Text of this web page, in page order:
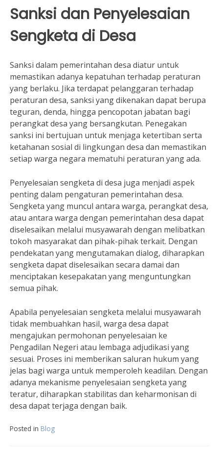
Sanksi dan Penyelesaian
Sengketa di Desa
Sanksi dalam pemerintahan desa diatur untuk
memastikan adanya kepatuhan terhadap peraturan
yang berlaku. Jika terdapat pelanggaran terhadap
peraturan desa, sanksi yang dikenakan dapat berupa
teguran, denda, hingga pencopotan jabatan bagi
perangkat desa yang bersangkutan. Penegakan
sanksi ini bertujuan untuk menjaga ketertiban serta
ketahanan sosial di lingkungan desa dan memastikan
setiap warga negara mematuhi peraturan yang ada.
Penyelesaian sengketa di desa juga menjadi aspek
penting dalam pengaturan pemerintahan desa.
Sengketa yang muncul antara warga, perangkat desa,
atau antara warga dengan pemerintahan desa dapat
diselesaikan melalui musyawarah dengan melibatkan
tokoh masyarakat dan pihak-pihak terkait. Dengan
pendekatan yang mengutamakan dialog, diharapkan
sengketa dapat diselesaikan secara damai dan
menciptakan kesepakatan yang menguntungkan
semua pihak.
Apabila penyelesaian sengketa melalui musyawarah
tidak membuahkan hasil, warga desa dapat
mengajukan permohonan penyelesaian ke
Pengadilan Negeri atau lembaga adjudikasi yang
sesuai. Proses ini memberikan saluran hukum yang
jelas bagi warga untuk memperoleh keadilan. Dengan
adanya mekanisme penyelesaian sengketa yang
teratur, diharapkan stabilitas dan keharmonisan di
desa dapat terjaga dengan baik.
Posted in Blog